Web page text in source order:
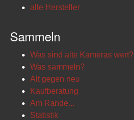
alle Hersteller
Sammeln
Was sind alte Kameras wert?
Was sammeln?
Alt gegen neu
Kaufberatung
Am Rande...
Statistik